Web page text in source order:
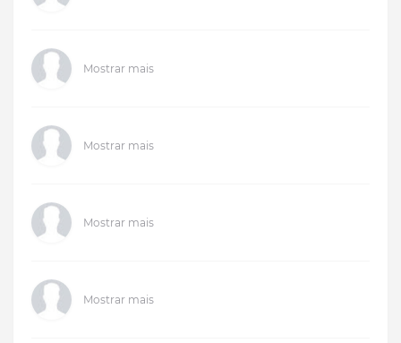
Mostrar mais
Mostrar mais
Mostrar mais
Mostrar mais